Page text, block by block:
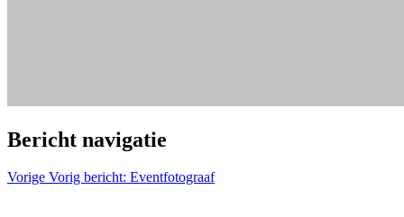
Bericht navigatie
Vorige Vorig bericht: Eventfotograaf